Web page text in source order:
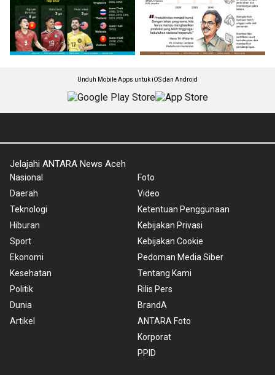
Unduh Mobile Apps untuk iOS dan Android
Jelajahi ANTARA News Aceh
Nasional
Daerah
Teknologi
Hiburan
Sport
Ekonomi
Kesehatan
Politik
Dunia
Artikel
Foto
Video
Ketentuan Penggunaan
Kebijakan Privasi
Kebijakan Cookie
Pedoman Media Siber
Tentang Kami
Rilis Pers
BrandA
ANTARA Foto
Korporat
PPID